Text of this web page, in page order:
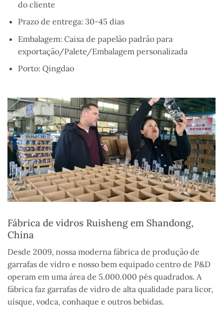
do cliente
Prazo de entrega: 30-45 dias
Embalagem: Caixa de papelão padrão para
exportação/Palete/Embalagem personalizada
Porto: Qingdao
Fábrica de vidros Ruisheng em Shandong,
China
Desde 2009, nossa moderna fábrica de produção de
garrafas de vidro e nosso bem equipado centro de P&D
operam em uma área de 5.000.000 pés quadrados. A
fábrica faz garrafas de vidro de alta qualidade para licor,
uísque, vodca, conhaque e outros bebidas.